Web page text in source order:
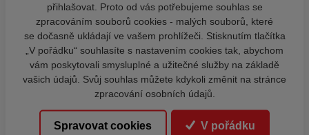
přihlašovat. Proto od vás potřebujeme souhlas se
zpracováním souborů cookies - malých souborů, které
se dočasně ukládají ve vašem prohlížeči. Stisknutím tlačítka
„V pořádku“ souhlasíte s nastavením cookies tak, abychom
vám poskytovali smysluplné a užitečné služby na základě
vašich údajů. Svůj souhlas můžete kdykoli změnit na stránce
zpracování osobních údajů.
Spravovat cookies V pořádku